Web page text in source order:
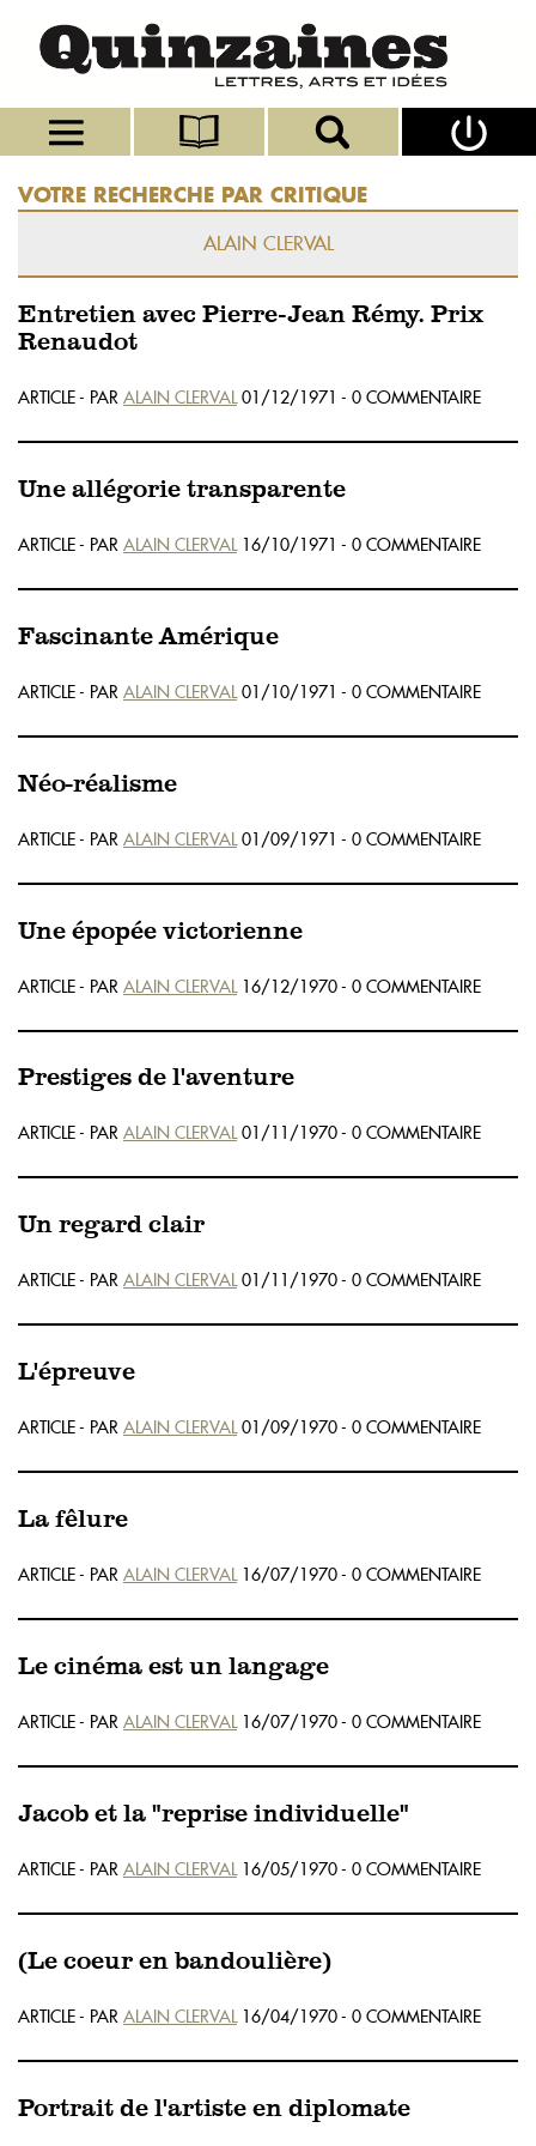
VOTRE RECHERCHE PAR CRITIQUE
ALAIN CLERVAL
Entretien avec Pierre-Jean Rémy. Prix
Renaudot
ARTICLE - PAR ALAIN CLERVAL01/12/1971 - 0 COMMENTAIRE
Une allégorie transparente
ARTICLE - PAR ALAIN CLERVAL16/10/1971 - 0 COMMENTAIRE
Fascinante Amérique
ARTICLE - PAR ALAIN CLERVAL01/10/1971 - 0 COMMENTAIRE
Néo-réalisme
ARTICLE - PAR ALAIN CLERVAL01/09/1971 - 0 COMMENTAIRE
Une épopée victorienne
ARTICLE - PAR ALAIN CLERVAL 16/12/1970 - 0 COMMENTAIRE
Prestiges de l'aventure
ARTICLE - PAR ALAIN CLERVAL01/11/1970 - 0 COMMENTAIRE
Un regard clair
ARTICLE - PAR ALAIN CLERVAL01/11/1970 - 0 COMMENTAIRE
L'épreuve
ARTICLE - PAR ALAIN CLERVAL01/09/1970 - 0 COMMENTAIRE
La fêlure
ARTICLE - PAR ALAIN CLERVAL16/07/1970 - 0 COMMENTAIRE
Le cinéma est un langage
ARTICLE - PAR ALAIN CLERVAL16/07/1970 - 0 COMMENTAIRE
Jacob et la "reprise individuelle"
ARTICLE - PAR ALAIN CLERVAL16/05/1970 - 0 COMMENTAIRE
(Le coeur en bandoulière)
ARTICLE - PAR ALAIN CLERVAL16/04/1970 - 0 COMMENTAIRE
Portrait de l'artiste en diplomate